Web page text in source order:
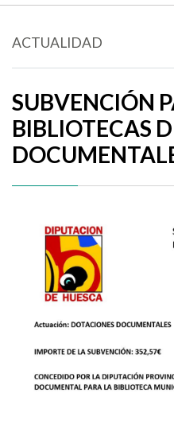
ACTUALIDAD
SUBVENCIÓN
BIBLIOTECAS